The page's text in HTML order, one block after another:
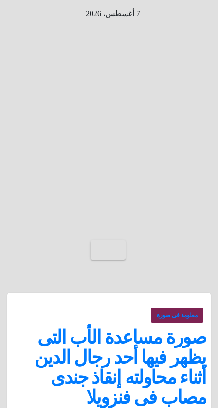
7 أغسطس، 2026
معلومة فى صورة
صورة مساعدة الأب التى
يظهر فيها أحد رجال الدين
أثناء محاولته إنقاذ جندى
مصاب فى فنزويلا